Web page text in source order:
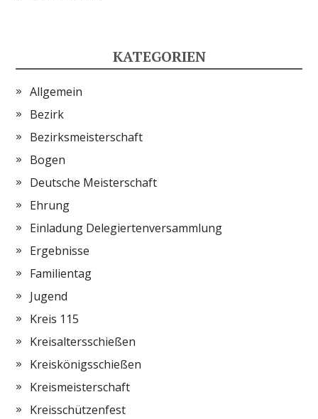
KATEGORIEN
Allgemein
Bezirk
Bezirksmeisterschaft
Bogen
Deutsche Meisterschaft
Ehrung
Einladung Delegiertenversammlung
Ergebnisse
Familientag
Jugend
Kreis 115
Kreisaltersschießen
Kreiskönigsschießen
Kreismeisterschaft
Kreisschützenfest